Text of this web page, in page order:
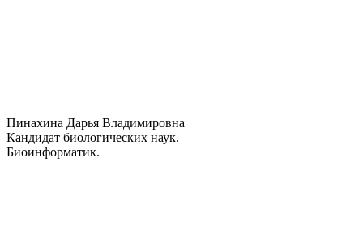
Пинахина Дарья Владимировна
Кандидат биологических наук.
Биоинформатик.